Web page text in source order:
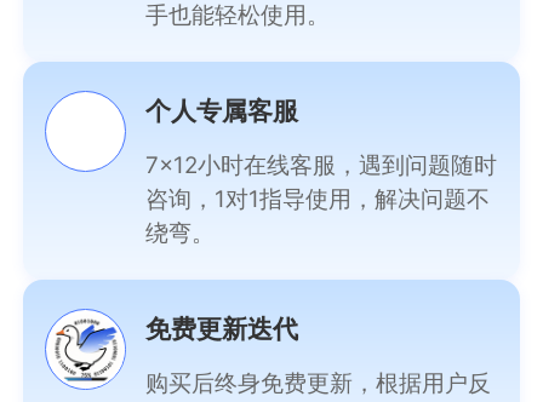
手也能轻松使用。
个人专属客服
7×12小时在线客服，遇到问题随时
咨询，1对1指导使用，解决问题不
绕弯。
免费更新迭代
购买后终身免费更新，根据用户反